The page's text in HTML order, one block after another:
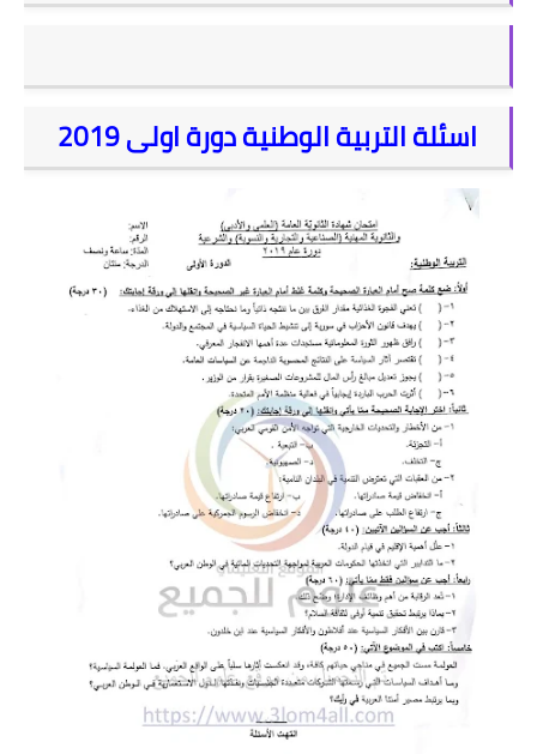
رياضيات
انكليزي
فيزياء
كيمياء
منهاج البكالوريا
نتائج البكالوريا
علوم للجميع
اسئلة التربية الوطنية دورة اولى 2019